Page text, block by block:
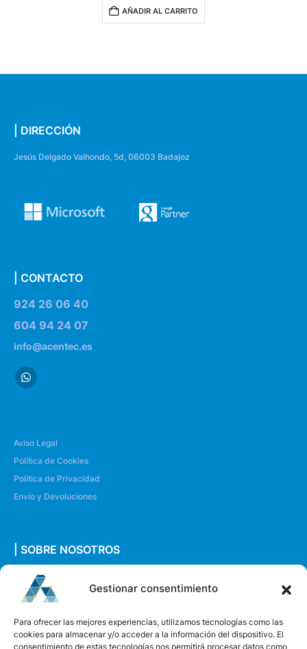
Gestionar consentimiento
Para ofrecer las mejores experiencias, utilizamos tecnologías como las
cookies para almacenar y/o acceder a la información del dispositivo. El
consentimiento de estas tecnologías nos permitirá procesar datos como
AÑADIR AL CARRITO
| DIRECCIÓN
Jesús Delgado Valhondo, 5d, 06003 Badajoz
| CONTACTO
924 26 06 40
604 94 24 07
info@acentec.es
Aviso Legal
Política de Cookies
Política de Privacidad
Envío y Devoluciones
| SOBRE NOSOTROS
Quiénes somos
Envíanos un mensaje